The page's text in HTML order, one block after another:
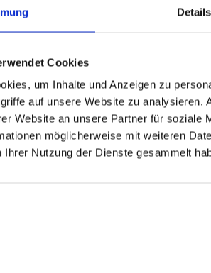
Details
Cookies
um Inhalte und Anzeigen zu
auf unsere Website zu analysieren.
Website an unsere Partner für soziale
möglicherweise mit weiteren
Ihrer Nutzung der Dienste gesammelt
Karlsruhe
Neumarkt i. d.
Uelzen
Hinweisgeber-Plattform
vorbehalten